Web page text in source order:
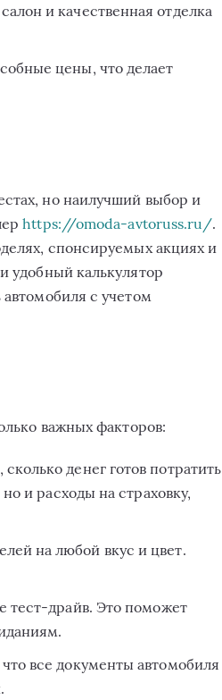
и качественная отделка
цены, что делает
но наилучший выбор и
https://omoda-avtoruss.ru/.
спонсируемых акциях и
удобный калькулятор
с учетом
важных факторов:
денег готов потратить
и расходы на страховку,
на любой вкус и цвет.
тест-драйв. Это поможет
все документы автомобиля